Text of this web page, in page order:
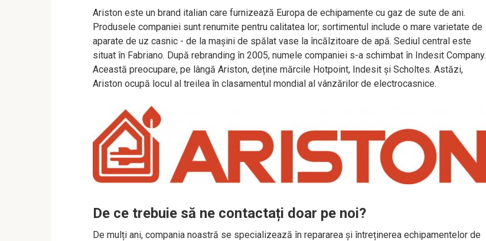
Ariston este un brand italian care furnizează Europa de echipamente cu gaz de sute de ani.
Produsele companiei sunt renumite pentru calitatea lor; sortimentul include o mare varietate de
aparate de uz casnic - de la mașini de spălat vase la încălzitoare de apă. Sediul central este
situat în Fabriano. După rebranding în 2005, numele companiei s-a schimbat în Indesit Company.
Această preocupare, pe lângă Ariston, deține mărcile Hotpoint, Indesit și Scholtes. Astăzi,
Ariston ocupă locul al treilea în clasamentul mondial al vânzărilor de electrocasnice.
De ce trebuie să ne contactați doar pe noi?
De mulți ani, compania noastră se specializează în repararea și întreținerea echipamentelor de